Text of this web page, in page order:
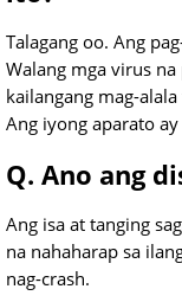
Talagang oo. Ang
Walang mga virus
kailangang mag-
Ang iyong aparato
Q. Ano ang
Ang isa at tanging
na nahaharap sa
nag-crash.